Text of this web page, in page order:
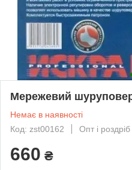
Мережевий
Немає в наявності
Код: zst00162
Опт і роздріб
660 ₴